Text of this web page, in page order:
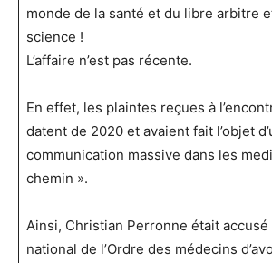
monde de la santé et du libre arbitre
science !
L’affaire n’est pas récente.
En effet, les plaintes reçues à
datent de 2020 et avaient fait l’objet
communication massive dans les
chemin ».
Ainsi, Christian Perronne était
national de l’Ordre des médecins